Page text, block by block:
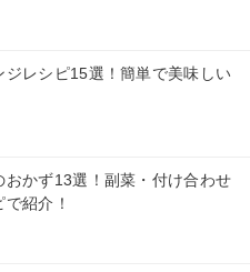
ジレシピ15選！簡単で美味しい
おかず13選！副菜・付け合わせ
紹介！